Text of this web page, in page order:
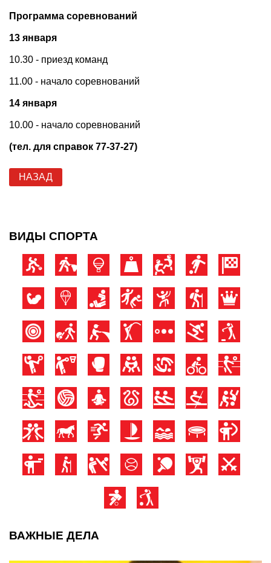
Программа соревнований
13 января
10.30 - приезд команд
11.00 - начало соревнований
14 января
10.00 - начало соревнований
(тел. для справок 77-37-27)
НАЗАД
ВИДЫ СПОРТА
ВАЖНЫЕ ДЕЛА